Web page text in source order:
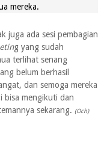
mereka.
juga ada sesi pembagian
g yang sudah
terlihat senang
belum berhasil
dan semoga mereka
bisa mengikuti dan
sekarang. (Och)